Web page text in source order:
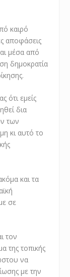
καιρό
αποφάσεις
μέσα από
δημοκρατία
ότι εμείς
δια
των
κι αυτό το
και τα
σε
τον
της τοπικής
να
με την